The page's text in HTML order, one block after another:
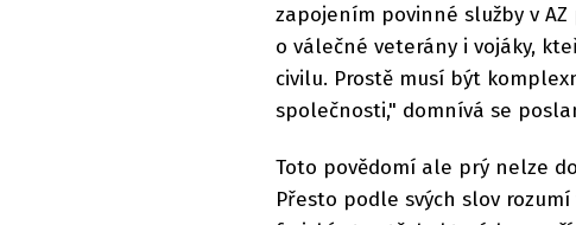
zapojením povinné služby v
o válečné veterány i vojáky,
civilu. Prostě musí být
společnosti," domnívá se
Toto povědomí ale prý nelze
Přesto podle svých slov